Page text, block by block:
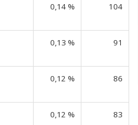
0,14 % 104
0,13 % 91
0,12 % 86
0,12 % 83